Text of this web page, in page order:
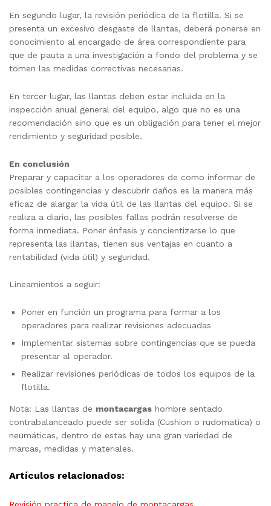
En segundo lugar, la revisión periódica de la flotilla. Si se
presenta un excesivo desgaste de llantas, deberá ponerse en
conocimiento al encargado de área correspondiente para
que de pauta a una investigación a fondo del problema y se
tomen las medidas correctivas necesarias.
En tercer lugar, las llantas deben estar incluida en la
inspección anual general del equipo, algo que no es una
recomendación sino que es un obligación para tener el mejor
rendimiento y seguridad posible.
En conclusión
Preparar y capacitar a los operadores de como informar de
posibles contingencias y descubrir daños es la manera más
eficaz de alargar la vida útil de las llantas del equipo. Si se
realiza a diario, las posibles fallas podrán resolverse de
forma inmediata. Poner énfasis y concientizarse lo que
representa las llantas, tienen sus ventajas en cuanto a
rentabilidad (vida útil) y seguridad.
Lineamientos a seguir:
Poner en función un programa para formar a los
operadores para realizar revisiones adecuadas
Implementar sistemas sobre contingencias que se pueda
presentar al operador.
Realizar revisiones periódicas de todos los equipos de la
flotilla.
Nota: Las llantas de montacargas hombre sentado
contrabalanceado puede ser solida (Cushion o rudomatica) o
neumáticas, dentro de estas hay una gran variedad de
marcas, medidas y materiales.
Artículos relacionados:
Revisión practica de manejo de montacargas